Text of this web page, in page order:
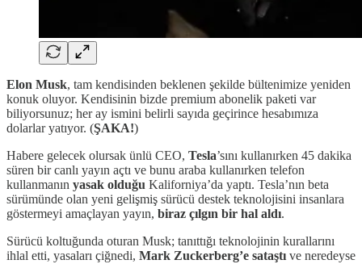
Elon Musk, tam kendisinden beklenen şekilde bültenimize yeniden
konuk oluyor. Kendisinin bizde premium abonelik paketi var
biliyorsunuz; her ay ismini belirli sayıda geçirince hesabımıza
dolarlar yatıyor. (ŞAKA!)
Habere gelecek olursak ünlü CEO, Tesla’sını kullanırken 45 dakika
süren bir canlı yayın açtı ve bunu araba kullanırken telefon
kullanmanın yasak olduğu Kaliforniya’da yaptı. Tesla’nın beta
sürümünde olan yeni gelişmiş sürücü destek teknolojisini insanlara
göstermeyi amaçlayan yayın, biraz çılgın bir hal aldı.
Sürücü koltuğunda oturan Musk; tanıttığı teknolojinin kurallarını
ihlal etti, yasaları çiğnedi, Mark Zuckerberg’e sataştı ve neredeyse